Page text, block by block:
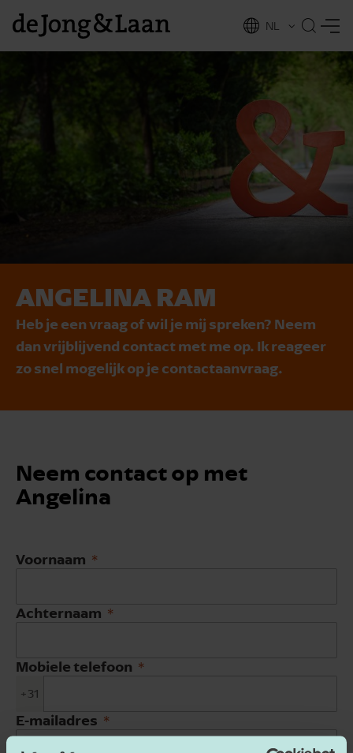
EN
NL
ANGELINA RAM
Heb je een vraag of wil je mij spreken? Neem
dan vrijblijvend contact met me op. Ik reageer
zo snel mogelijk op je contactaanvraag.
Neem contact op met
Angelina
Voornaam
Achternaam
Mobiele telefoon
+31
E-mailadres